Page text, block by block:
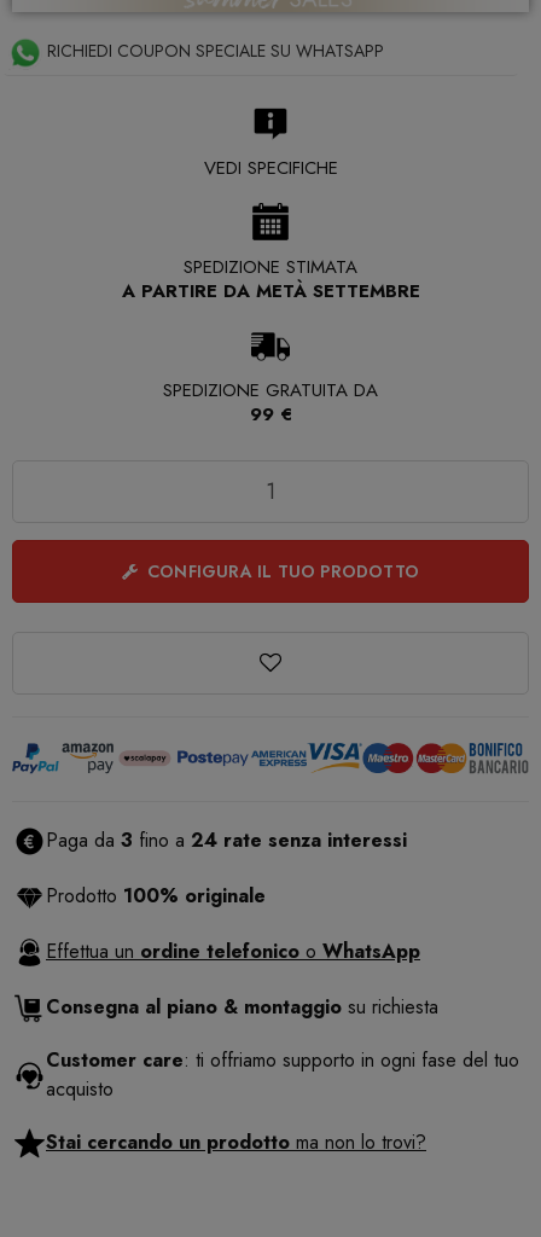
RICHIEDI COUPON SPECIALE SU WHATSAPP
VEDI SPECIFICHE
SPEDIZIONE STIMATA
A PARTIRE DA METÀ SETTEMBRE
SPEDIZIONE GRATUITA DA
99 €
CONFIGURA IL TUO PRODOTTO
Paga da 3 fino a 24 rate senza interessi
Prodotto 100% originale
Effettua un ordine telefonico o WhatsApp
Consegna al piano & montaggio su richiesta
Customer care: ti offriamo supporto in ogni fase del tuo
acquisto
Stai cercando un prodotto ma non lo trovi?